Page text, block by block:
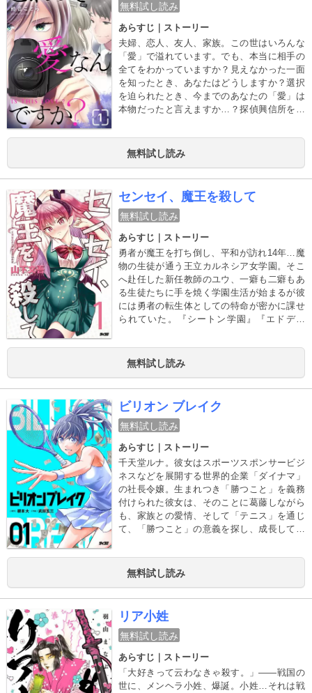
無料試し読み
あらすじ｜ストーリー
夫婦、恋人、友人、家族。この世はいろんな
「愛」で溢れています。でも、本当に相手の
全てをわかっていますか？見えなかった一面
を知ったとき、あなたはどうしますか？選択
を迫られたとき、今までのあなたの「愛」は
本物だったと言えますか…？探偵興信所を舞
ーマンドラマ、開幕。
無料試し読み
センセイ、魔王を殺して
無料試し読み
あらすじ｜ストーリー
勇者が魔王を打ち倒し、平和が訪れ14年…魔
物の生徒が通う王立カルネシア女学園。そこ
へ赴任した新任教師のユウ、一癖も二癖もあ
る生徒たちに手を焼く学園生活が始まるが彼
には勇者の転生体としての特命が密かに課せ
られていた。『シートン学園』『エドデッ
タ学園コメディ×サスペンス！？謎とセクシー
渦巻く第１巻発売開始！！
無料試し読み
ビリオン ブレイク
無料試し読み
あらすじ｜ストーリー
千天堂ルナ。彼女はスポーツスポンサービジ
ネスなどを展開する世界的企業「ダイナマ」
の社長令嬢。生まれつき「勝つこと」を義務
付けられた彼女は、そのことに葛藤しながら
も、家族との愛情、そして「テニス」を通じ
て、「勝つこと」の意義を探し、成長してい
とも知っていくのだった――。青春野球漫画
「青嵐のエース」のコンビが贈る、スポーツ×
ビジネス漫画、始動！
無料試し読み
リア小姓
無料試し読み
あらすじ｜ストーリー
「大好きって云わなきゃ殺す。」――戦国の
世に、メンヘラ小姓、爆誕。小姓…それは戦